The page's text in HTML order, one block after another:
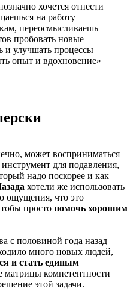
хочется отнести
на работу
переосмысливаешь
пробовать новые
и улучшать процессы
опыт и вдохновение»
может восприниматься
для подавления,
надо поскорее и как
хотели же использовать
ощущения, что это
просто помочь хорошим
с половиной года назад
много новых людей,
и стать единым
матрицы компетентности
этой задачи.